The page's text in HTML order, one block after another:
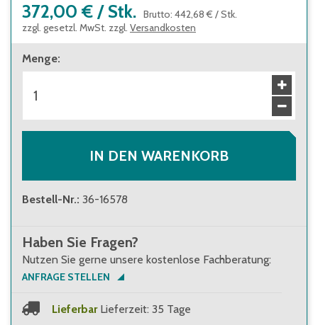
372,00 € / Stk. Brutto: 442,68 € /Stk.
zzgl. gesetzl. MwSt. zzgl. Versandkosten
Menge:
IN DEN WARENKORB
Bestell-Nr.: 36-16578
Haben Sie Fragen?
Nutzen Sie gerne unsere kostenlose Fachberatung:
ANFRAGE STELLEN
Lieferbar Lieferzeit: 35 Tage